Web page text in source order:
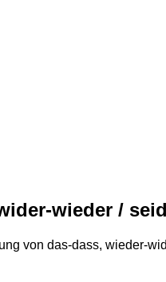
wieder /
von das-dass, wieder-